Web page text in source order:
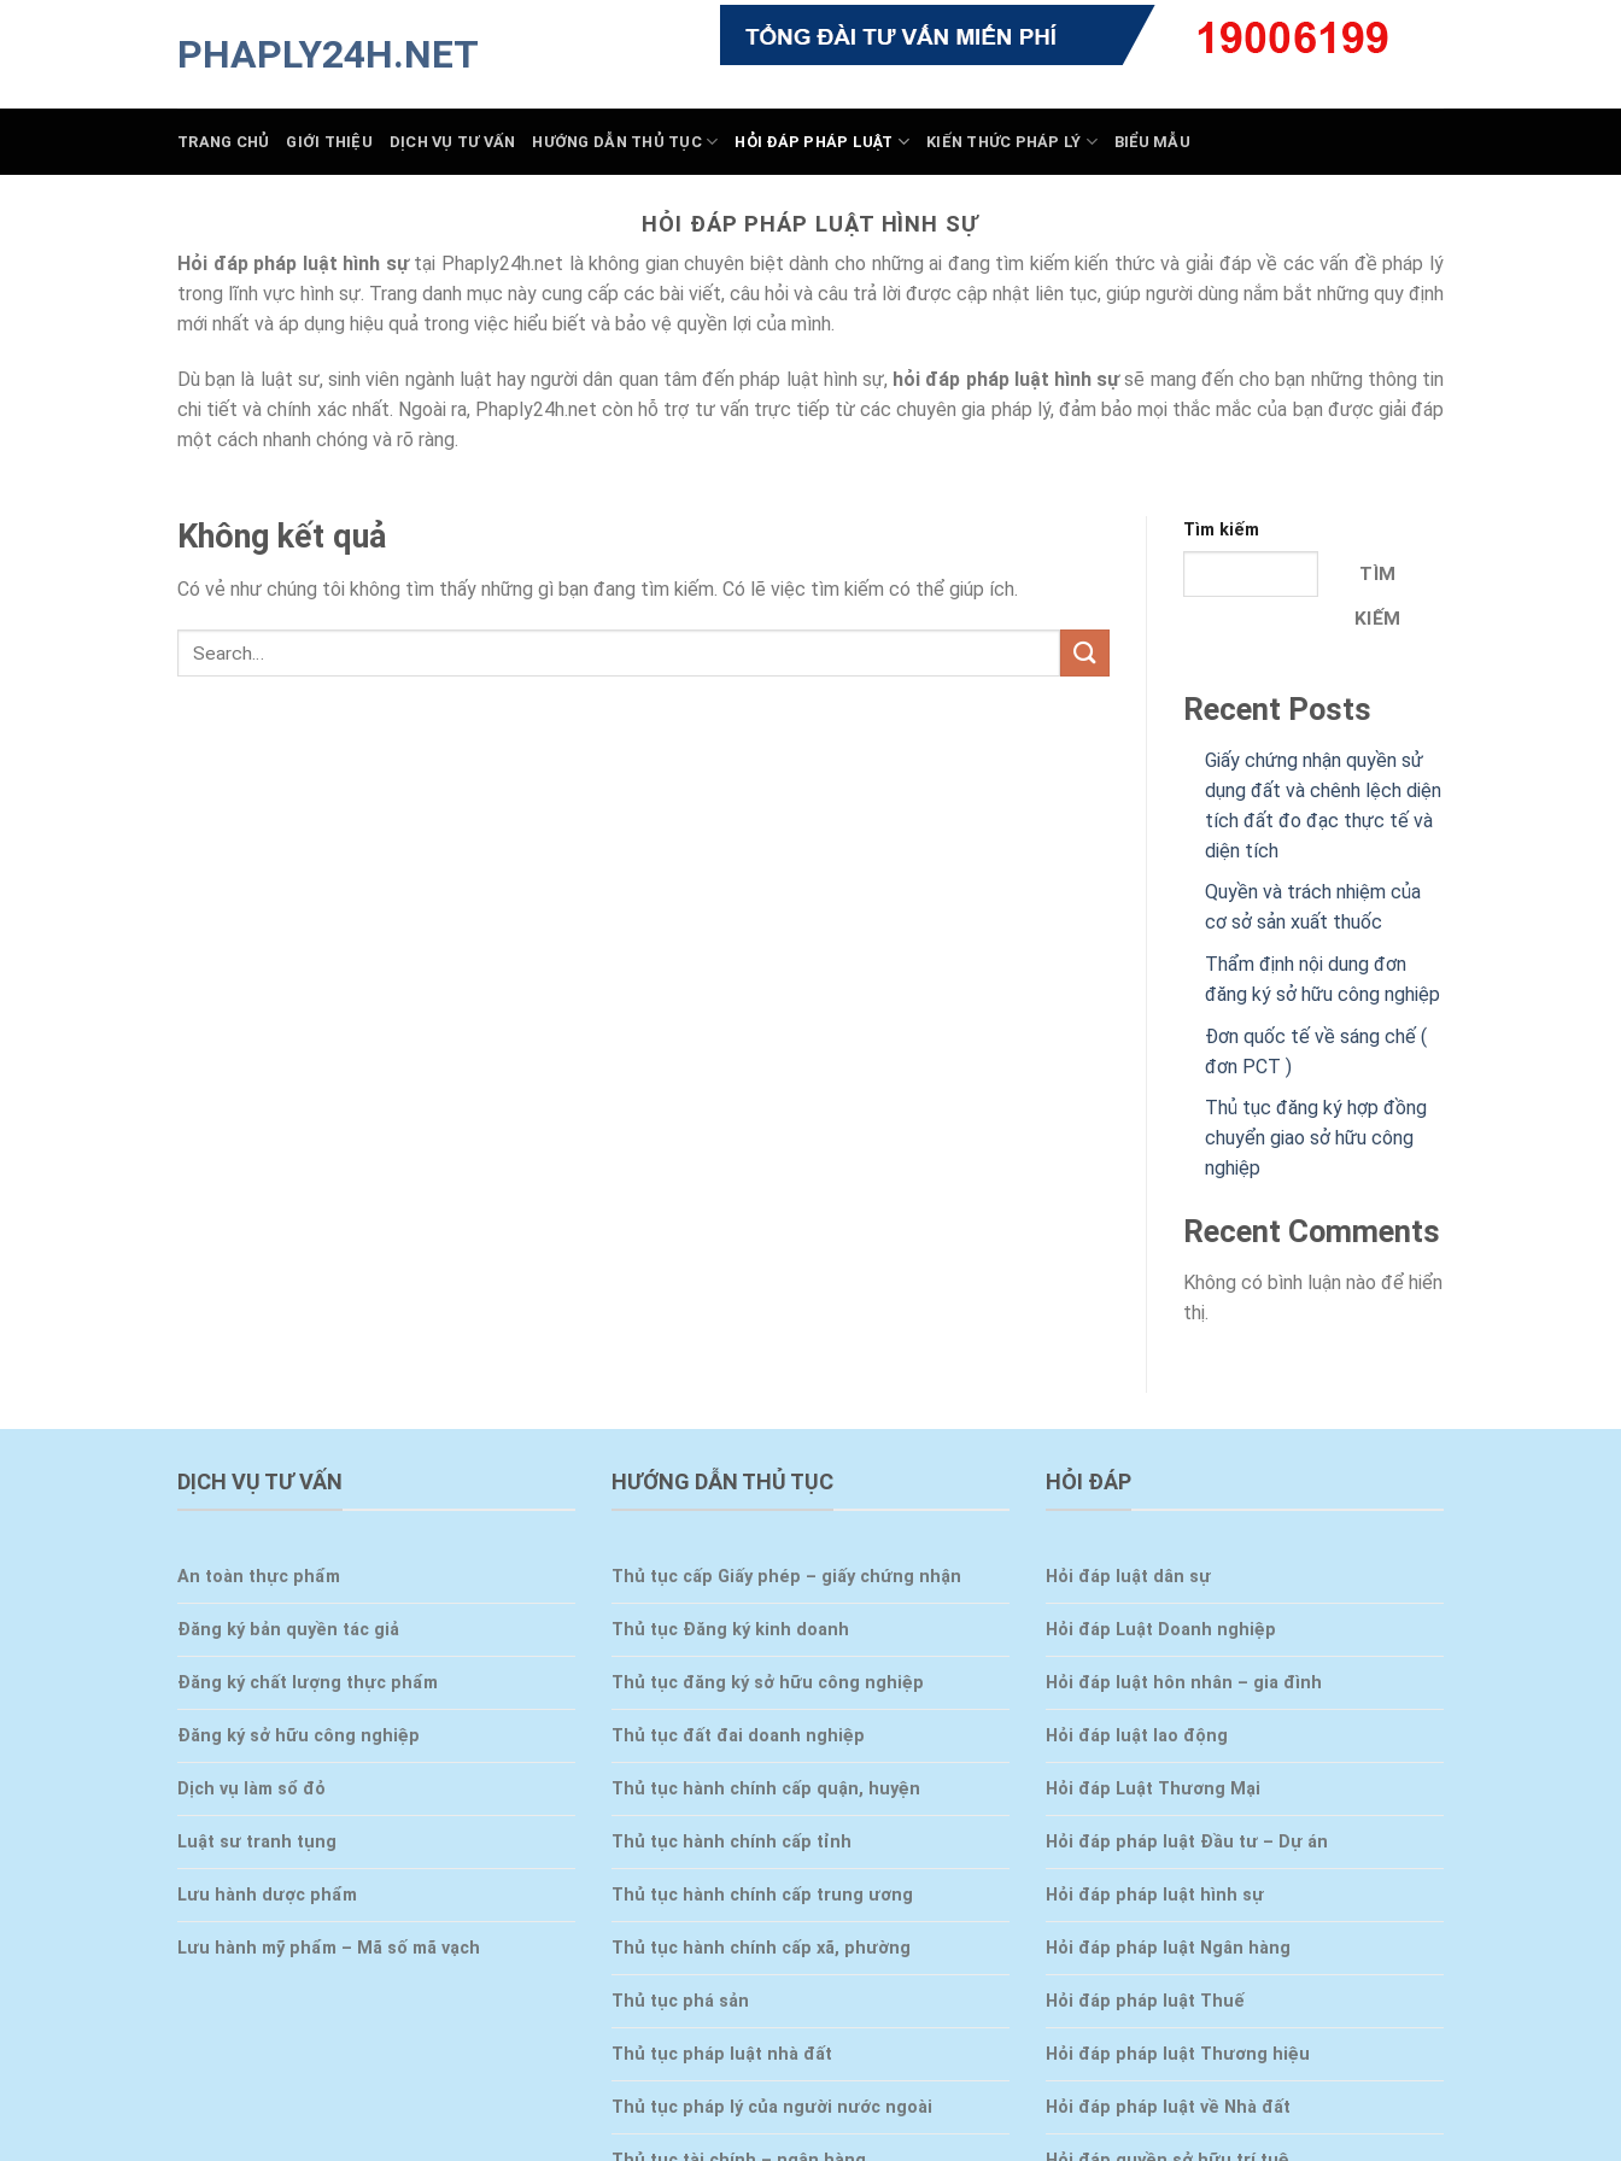
dung
PHAPLY24H.NET
TRANG CHỦ GIỚI THIỆU DỊCH VỤ TƯ VẤN HƯỚNG DẪN THỦ TỤC HỎI ĐÁP PHÁP LUẬT KIẾN THỨC PHÁP LÝ BIỂU MẪU
HỎI ĐÁP PHÁP LUẬT HÌNH SỰ
Hỏi đáp pháp luật hình sựtại Phaply24h.net là không gian chuyên biệt dành cho những ai đang tìm kiếm kiến thức và giải đáp về các vấn đề pháp lý
trong lĩnh vực hình sự. Trang danh mục này cung cấp các bài viết, câu hỏi và câu trả lời được cập nhật liên tục, giúp người dùng nắm bắt những quy định
mới nhất và áp dụng hiệu quả trong việc hiểu biết và bảo vệ quyền lợi của mình.
Dù bạn là luật sư, sinh viên ngành luật hay người dân quan tâm đến pháp luật hình sự, hỏi đáp pháp luật hình sựsẽ mang đến cho bạn những thông tin
chi tiết và chính xác nhất. Ngoài ra, Phaply24h.net còn hỗ trợ tư vấn trực tiếp từ các chuyên gia pháp lý, đảm bảo mọi thắc mắc của bạn được giải đáp
một cách nhanh chóng và rõ ràng.
Không kết quả
Có vẻ như chúng tôi không tìm thấy những gì bạn đang tìm kiếm. Có lẽ việc tìm kiếm có thể giúp ích.
Tìm kiếm
TÌM
KIẾM
Recent Posts
Giấy chứng nhận quyền sử
dụng đất và chênh lệch diện
tích đất đo đạc thực tế và
diện tích
Quyền và trách nhiệm của
cơ sở sản xuất thuốc
Thẩm định nội dung đơn
đăng ký sở hữu công nghiệp
Đơn quốc tế về sáng chế (
đơn PCT )
Thủ tục đăng ký hợp đồng
chuyển giao sở hữu công
nghiệp
Recent Comments
Không có bình luận nào để hiển
thị.
DỊCH VỤ TƯ VẤN
An toàn thực phẩm
Đăng ký bản quyền tác giả
Đăng ký chất lượng thực phẩm
Đăng ký sở hữu công nghiệp
Dịch vụ làm sổ đỏ
Luật sư tranh tụng
Lưu hành dược phẩm
Lưu hành mỹ phẩm – Mã số mã vạch
HƯỚNG DẪN THỦ TỤC
Thủ tục cấp Giấy phép – giấy chứng nhận
Thủ tục Đăng ký kinh doanh
Thủ tục đăng ký sở hữu công nghiệp
Thủ tục đất đai doanh nghiệp
Thủ tục hành chính cấp quận, huyện
Thủ tục hành chính cấp tỉnh
Thủ tục hành chính cấp trung ương
Thủ tục hành chính cấp xã, phường
Thủ tục phá sản
Thủ tục pháp luật nhà đất
Thủ tục pháp lý của người nước ngoài
HỎI ĐÁP
Hỏi đáp luật dân sự
Hỏi đáp Luật Doanh nghiệp
Hỏi đáp luật hôn nhân – gia đình
Hỏi đáp luật lao động
Hỏi đáp Luật Thương Mại
Hỏi đáp pháp luật Đầu tư – Dự án
Hỏi đáp pháp luật hình sự
Hỏi đáp pháp luật Ngân hàng
Hỏi đáp pháp luật Thuế
Hỏi đáp pháp luật Thương hiệu
Hỏi đáp pháp luật về Nhà đất